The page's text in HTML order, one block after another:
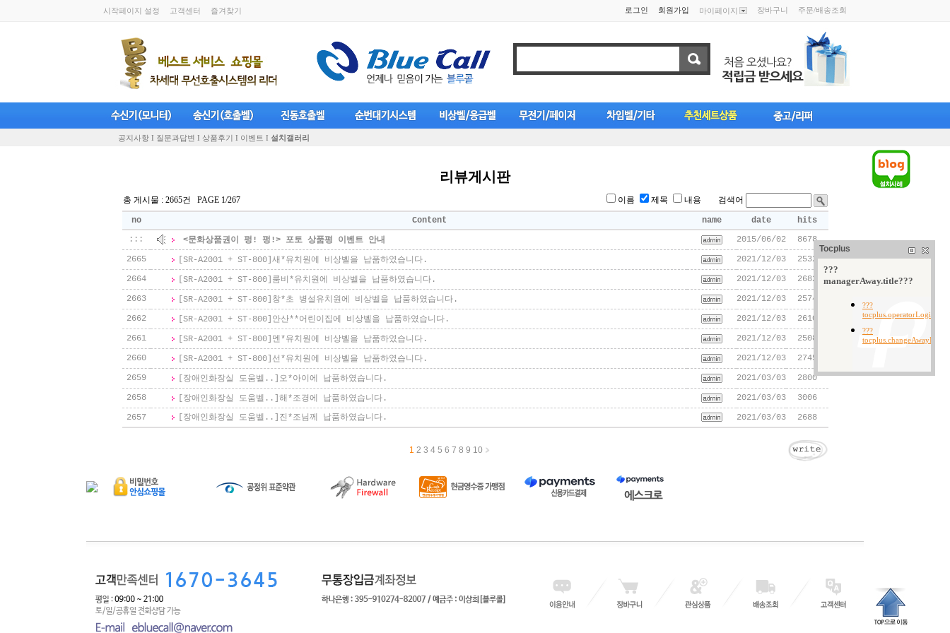
시작페이지 설정 고객센터 즐겨찾기 로그인 회원가입 마이페이지 장바구니 주문/배송조회
공지사항 I 질문과답변 I 상품후기 I 이벤트 I 설치갤러리
리뷰게시판
총 게시물 : 2665건 PAGE 1/267 이름 제목 내용 검색어
no Content name date
hits
:::
<문화상품권이 펑! 펑!> 포토 상품평 이벤트 안내 2015/06/02
8678
2665
[SR-A2001 + ST-800] 새*유치원에 비상벨을 납품하였습니다. 2021/12/03
2532
2664
[SR-A2001 + ST-800] 룸비*유치원에 비상벨을 납품하였습니다. 2021/12/03
2682
2663
[SR-A2001 + ST-800] 창*초 병설유치원에 비상벨을 납품하였습니다. 2021/12/03
2574
2662
[SR-A2001 + ST-800] 안산**어린이집에 비상벨을 납품하였습니다. 2021/12/03
2610
2661
[SR-A2001 + ST-800] 멘*유치원에 비상벨을 납품하였습니다. 2021/12/03
2508
2660
[SR-A2001 + ST-800] 선*유치원에 비상벨을 납품하였습니다. 2021/12/03
2745
2659
[장애인화장실 도움벨..] 오*아이에 납품하였습니다. 2021/03/03
2800
2658
[장애인화장실 도움벨..] 해*조경에 납품하였습니다. 2021/03/03
3006
2657
[장애인화장실 도움벨..] 진*조님께 납품하였습니다. 2021/03/03 2688
1 2 3 4 5 6 7 8 9 10
Tocplus